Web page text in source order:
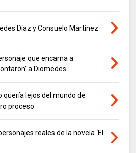
Díaz y Consuelo Martínez
que encarna a
a Diomedes
quería lejos del mundo de
proceso
reales de la novela ‘El